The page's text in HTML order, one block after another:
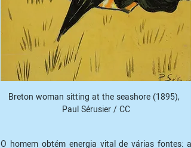
Breton woman sitting at the seashore (1895),
Paul Sérusier / CC
O homem obtém energia vital de várias fontes: a